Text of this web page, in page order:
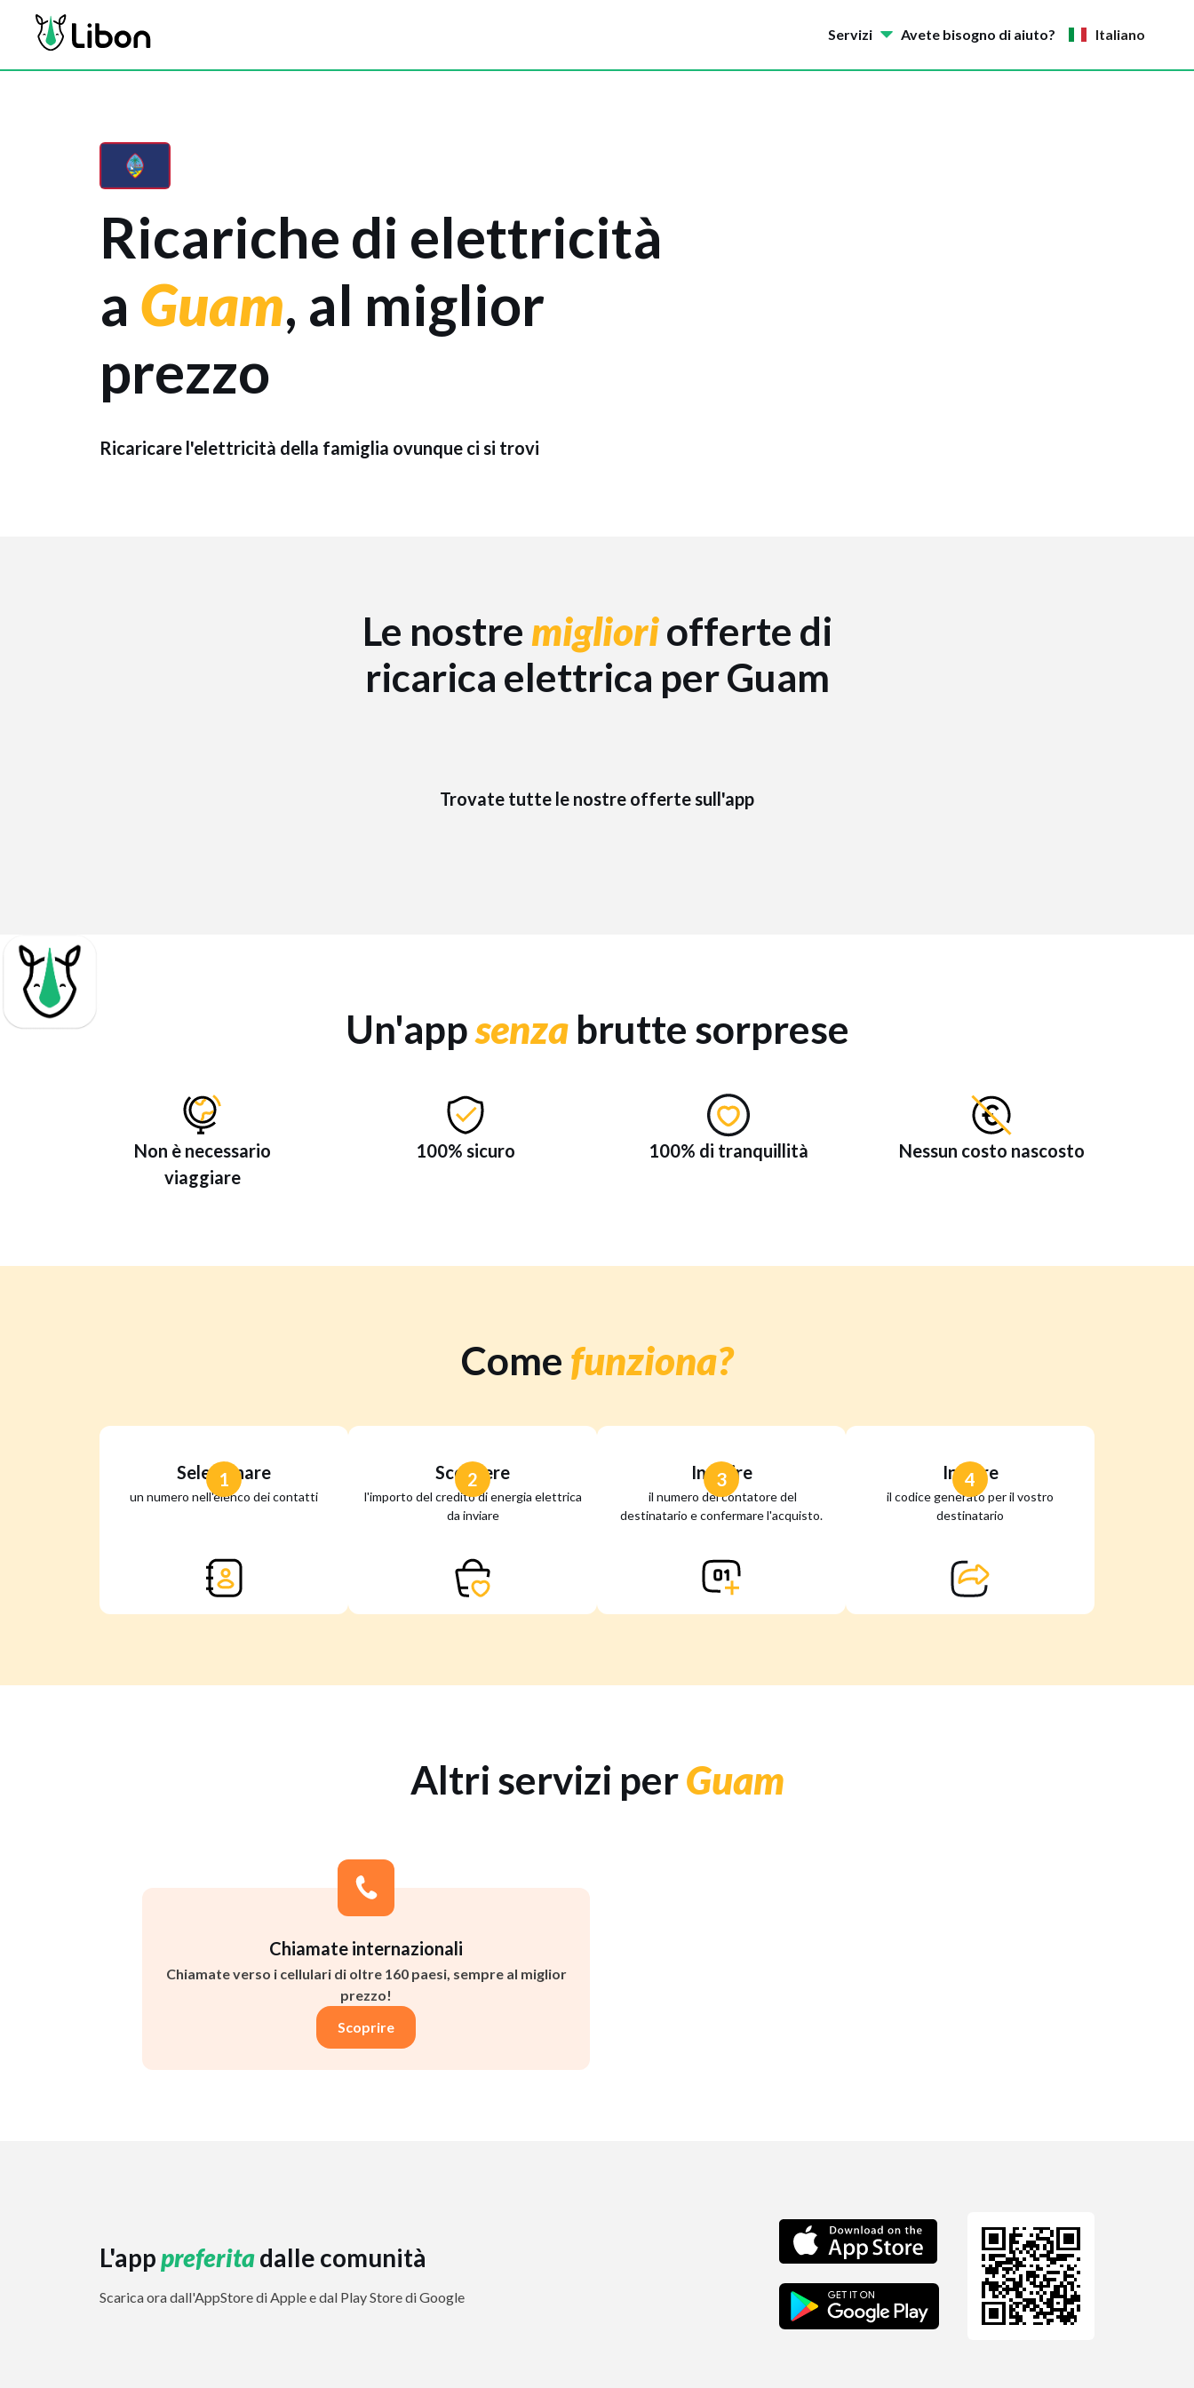
Servizi Avete bisogno di aiuto? Italiano
Ricariche di elettricità
a Guam, al miglior
prezzo
Ricaricare l'elettricità della famiglia ovunque ci si trovi
Le nostre miglioriofferte di
ricarica elettrica per Guam
Trovate tutte le nostre offerte sull'app
Un'appsenzabrutte sorprese
Non è necessario
viaggiare
100% sicuro 100% di tranquillità Nessun costo nascosto
Come funziona?
Selezionare
un numero nell'elenco dei contatti
1 Scegliere
l'importo del credito di energia elettrica
da inviare
2 Inserire
il numero del contatore del
destinatario e confermare l'acquisto.
3 Inviare
il codice generato per il vostro
destinatario
4
Altri servizi perGuam
Chiamate internazionali
Chiamate verso i cellulari di oltre 160 paesi, sempre al miglior
prezzo!
Scoprire
L'apppreferitadalle comunità
Scarica ora dall'AppStore di Apple e dal Play Store di Google